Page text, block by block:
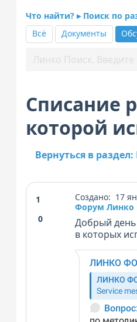
Что найти? ▸ Поиск по
Всё
Документы
Списание
которой
Вернуться в
1
0
Создано: 17
Форум Линко
Добрый
в которых